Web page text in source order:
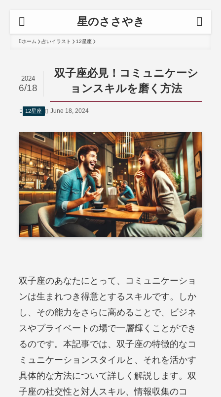
星のささやき
ホーム 占いイラスト 12星座
双子座必見！コミュニケーシ
ョンスキルを磨く方法
2024
6/18
12星座 June 18, 2024
双子座のあなたにとって、コミュニケーショ
ンは生まれつき得意とするスキルです。しか
し、その能力をさらに高めることで、ビジネ
スやプライベートの場で一層輝くことができ
るのです。本記事では、双子座の特徴的なコ
ミュニケーションスタイルと、それを活かす
具体的な方法について詳しく解説します。双
子座の社交性と対人スキル、情報収集のコ